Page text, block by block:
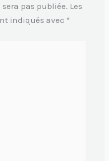
pas publiée. Les
indiqués avec *